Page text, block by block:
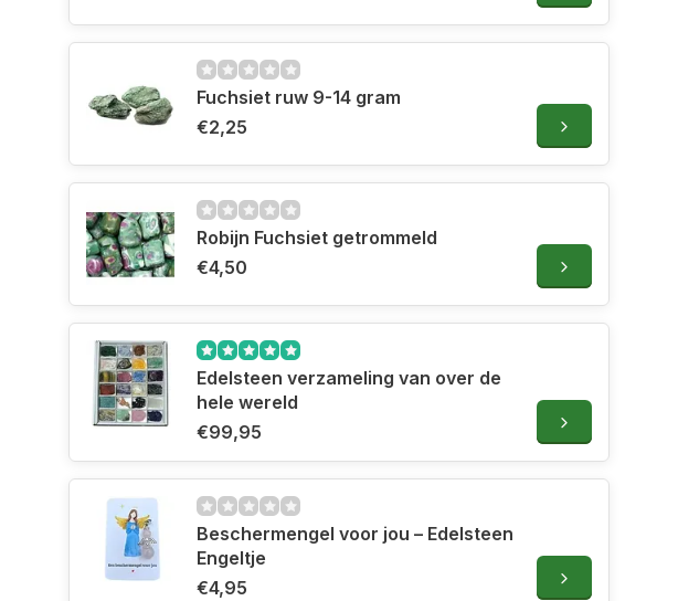
Fuchsiet ruw 9-14 gram
€2,25
Robijn Fuchsiet getrommeld
€4,50
Edelsteen verzameling van over de
hele wereld
€99,95
Beschermengel voor jou – Edelsteen
Engeltje
€4,95